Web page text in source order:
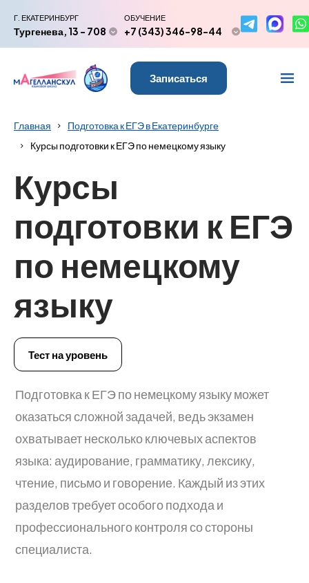
Г. ЕКАТЕРИНБУРГ
Тургенева, 13 - 708
ОБУЧЕНИЕ
+7 (343) 346-98-44
Записаться
Главная
Подготовка к ЕГЭ в Екатеринбурге
Курсы подготовки к ЕГЭ по немецкому языку
Курсы
подготовки к ЕГЭ
по немецкому
языку
Тест на уровень
Подготовка к ЕГЭ по немецкому языку может
оказаться сложной задачей, ведь экзамен
охватывает несколько ключевых аспектов
языка: аудирование, грамматику, лексику,
чтение, письмо и говорение. Каждый из этих
разделов требует особого подхода и
профессионального контроля со стороны
специалиста.